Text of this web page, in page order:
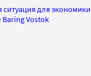
ситуация для
Baring Vostok